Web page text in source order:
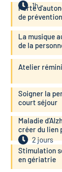
1h
Perte
de prévention
La musique
de la
Atelier
Soigner la
court séjour
Maladie
créer du lien
2 jours
Stimulation
en gériatrie